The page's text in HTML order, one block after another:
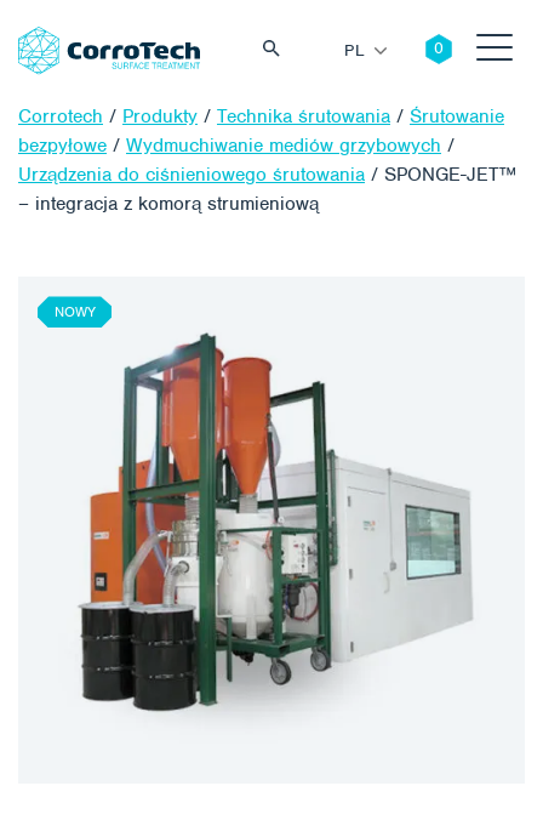
PL
Corrotech / Produkty / Technika śrutowania / Śrutowanie
bezpyłowe / Wydmuchiwanie mediów grzybowych /
Urządzenia do ciśnieniowego śrutowania / SPONGE-JET™
– integracja z komorą strumieniową
NOWY